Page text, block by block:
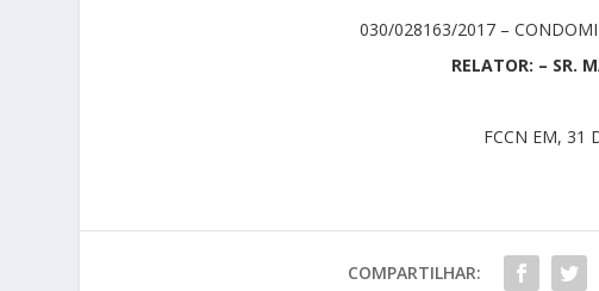
030/028163/2017 –
RELATOR: – SR.
FCCN EM, 31
COMPARTILHAR: